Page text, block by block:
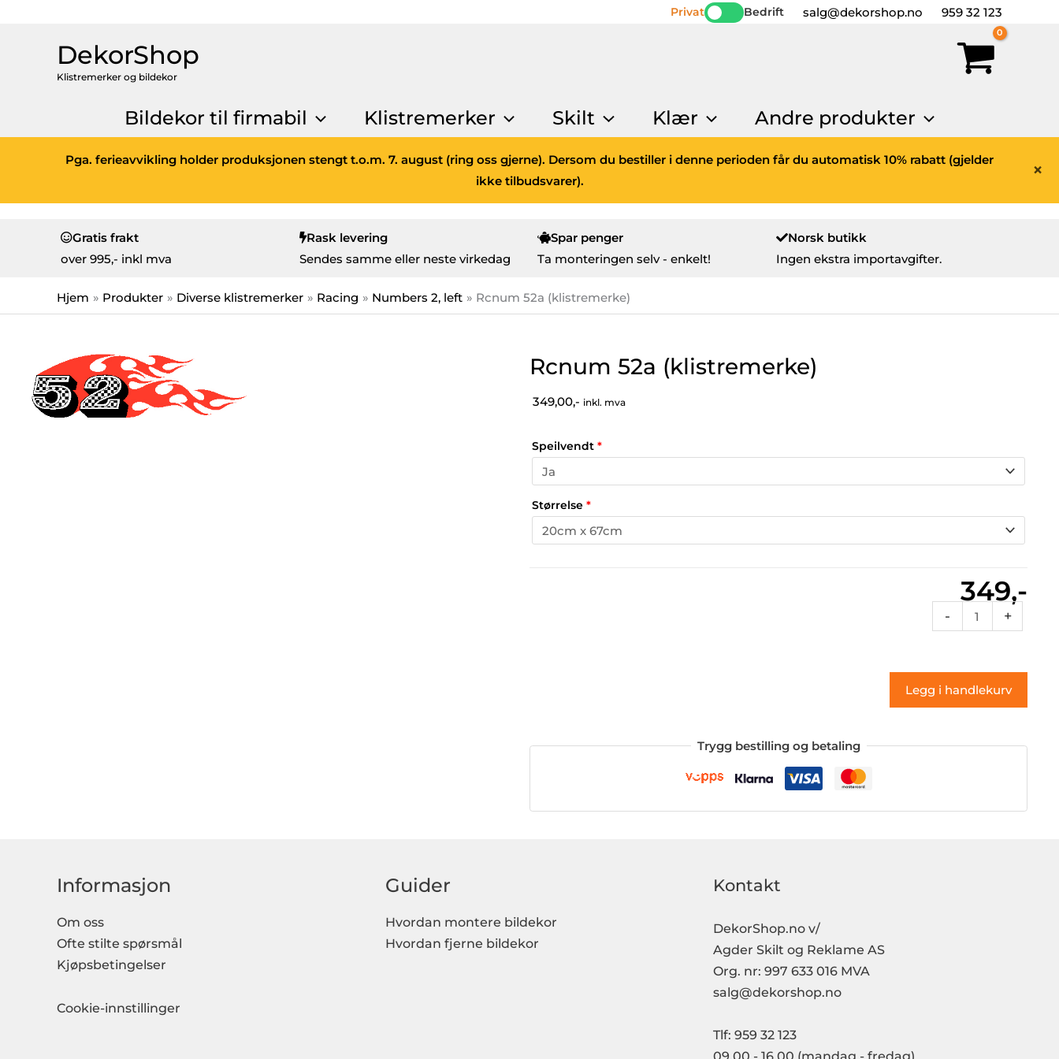
Privat Bedrift salg@dekorshop.no 959 32 123
DekorShop
Klistremerker og bildekor
Bildekor til firmabil Klistremerker Skilt Klær Andre produkter
×
Pga. ferieavvikling holder produksjonen stengt t.o.m. 7. august (ring oss gjerne). Dersom du bestiller i denne perioden får du automatisk 10% rabatt (gjelder
ikke tilbudsvarer).
Gratis frakt
over 995,- inkl mva
Rask levering
Sendes samme eller neste virkedag
Spar penger
Ta monteringen selv - enkelt!
Norsk butikk
Ingen ekstra importavgifter.
Hjem Produkter Diverse klistremerker Racing Numbers 2, left Rcnum 52a (klistremerke)
Rcnum 52a (klistremerke)
349,00,- inkl. mva
Speilvendt *
Størrelse *
349,-
-
Rcnum
52a
antall
+
Legg i handlekurv
Trygg bestilling og betaling
Informasjon
Om oss
Ofte stilte spørsmål
Kjøpsbetingelser
Cookie-innstillinger
Guider
Hvordan montere bildekor
Hvordan fjerne bildekor
Kontakt
DekorShop.no v/
Agder Skilt og Reklame AS
Org. nr: 997 633 016 MVA
salg@dekorshop.no
Tlf: 959 32 123